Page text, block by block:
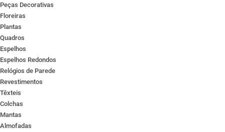
Peças Decorativas
Floreiras
Plantas
Quadros
Espelhos
Espelhos Redondos
Relógios de Parede
Revestimentos
Têxteis
Colchas
Mantas
Almofadas